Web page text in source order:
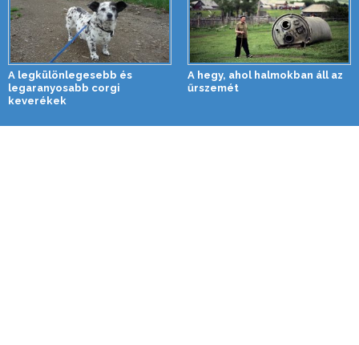
A legkülönlegesebb és
legaranyosabb corgi
keverékek
A hegy, ahol halmokban áll az
űrszemét